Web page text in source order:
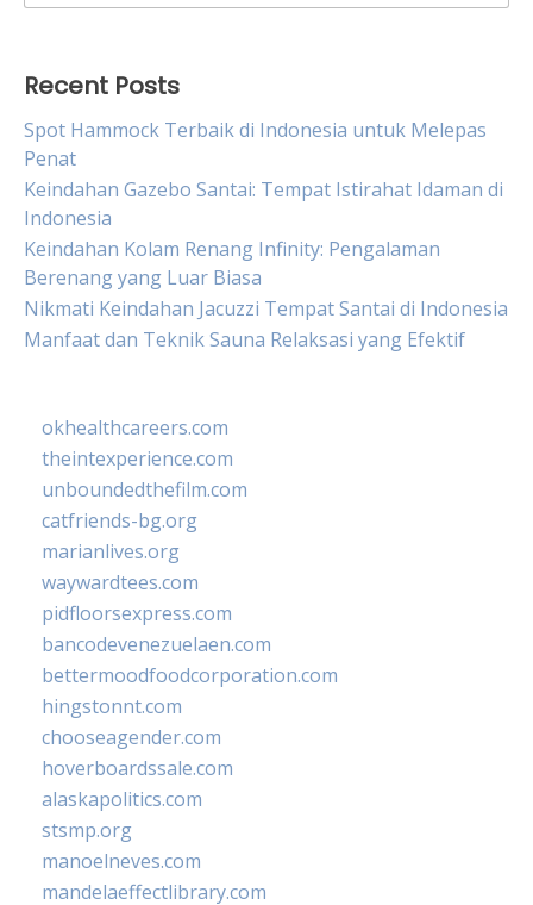
for:
Recent Posts
Spot Hammock Terbaik di Indonesia untuk Melepas
Penat
Keindahan Gazebo Santai: Tempat Istirahat Idaman di
Indonesia
Keindahan Kolam Renang Infinity: Pengalaman
Berenang yang Luar Biasa
Nikmati Keindahan Jacuzzi Tempat Santai di Indonesia
Manfaat dan Teknik Sauna Relaksasi yang Efektif
okhealthcareers.com
theintexperience.com
unboundedthefilm.com
catfriends-bg.org
marianlives.org
waywardtees.com
pidfloorsexpress.com
bancodevenezuelaen.com
bettermoodfoodcorporation.com
hingstonnt.com
chooseagender.com
hoverboardssale.com
alaskapolitics.com
stsmp.org
manoelneves.com
mandelaeffectlibrary.com